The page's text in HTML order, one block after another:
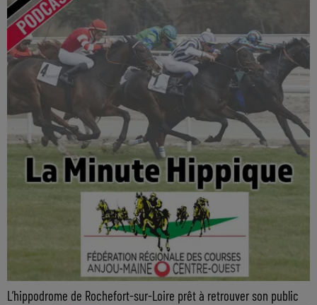
L’hippodrome de Rochefort-sur-Loire prêt à retrouver son public